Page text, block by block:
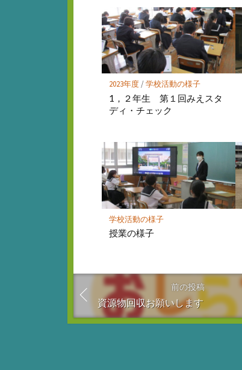
マ
ー
ク
に
保
2023年度/学校活動の様子
1，２年生 第１回みえスタ
ディ・チェック
学校活動の様子
授業の様子
前の投稿
資源物回収お願いします